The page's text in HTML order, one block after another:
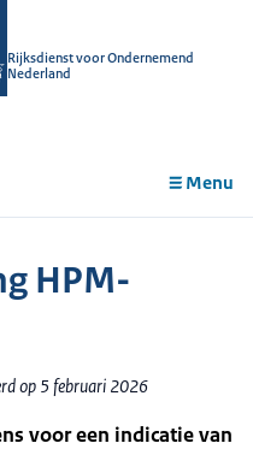
Rijksdienst voor Ondernemend
Nederland
Menu
HPM-
op 5 februari 2026
voor een indicatie van